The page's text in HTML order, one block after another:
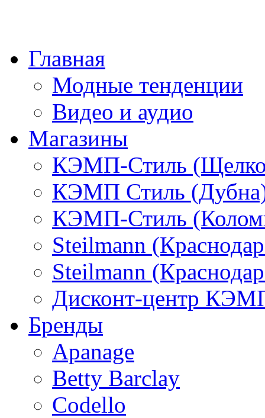
Главная
Модные тенденции
Видео и аудио
Магазины
КЭМП-Стиль
КЭМП Стиль
КЭМП-Стиль
Steilmann
Steilmann
Дисконт-центр
Бренды
Apanage
Betty Barclay
Codello